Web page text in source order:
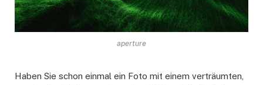
aperture
Haben Sie schon einmal ein Foto mit einem verträumten,